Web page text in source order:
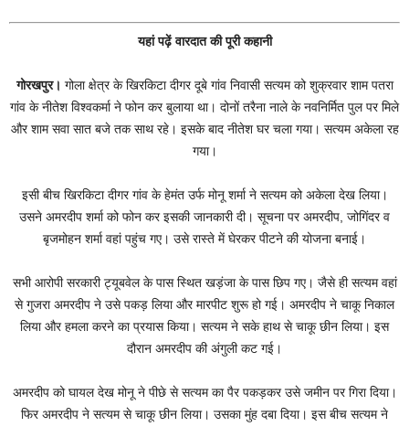
यहां पढ़ें वारदात की पूरी कहानी
गोरखपुर। गोला क्षेत्र के खिरकिटा दीगर दूबे गांव निवासी सत्यम को शुक्रवार शाम पतरा
गांव के नीतेश विश्वकर्मा ने फोन कर बुलाया था। दोनों तरैना नाले के नवनिर्मित पुल पर मिले
और शाम सवा सात बजे तक साथ रहे। इसके बाद नीतेश घर चला गया। सत्यम अकेला रह
गया।
इसी बीच खिरकिटा दीगर गांव के हेमंत उर्फ मोनू शर्मा ने सत्यम को अकेला देख लिया।
उसने अमरदीप शर्मा को फोन कर इसकी जानकारी दी। सूचना पर अमरदीप, जोगिंदर व
बृजमोहन शर्मा वहां पहुंच गए। उसे रास्ते में घेरकर पीटने की योजना बनाई।
सभी आरोपी सरकारी ट्यूबवेल के पास स्थित खड़ंजा के पास छिप गए। जैसे ही सत्यम वहां
से गुजरा अमरदीप ने उसे पकड़ लिया और मारपीट शुरू हो गई। अमरदीप ने चाकू निकाल
लिया और हमला करने का प्रयास किया। सत्यम ने सके हाथ से चाकू छीन लिया। इस
दौरान अमरदीप की अंगुली कट गई।
अमरदीप को घायल देख मोनू ने पीछे से सत्यम का पैर पकड़कर उसे जमीन पर गिरा दिया।
फिर अमरदीप ने सत्यम से चाकू छीन लिया। उसका मुंह दबा दिया। इस बीच सत्यम ने